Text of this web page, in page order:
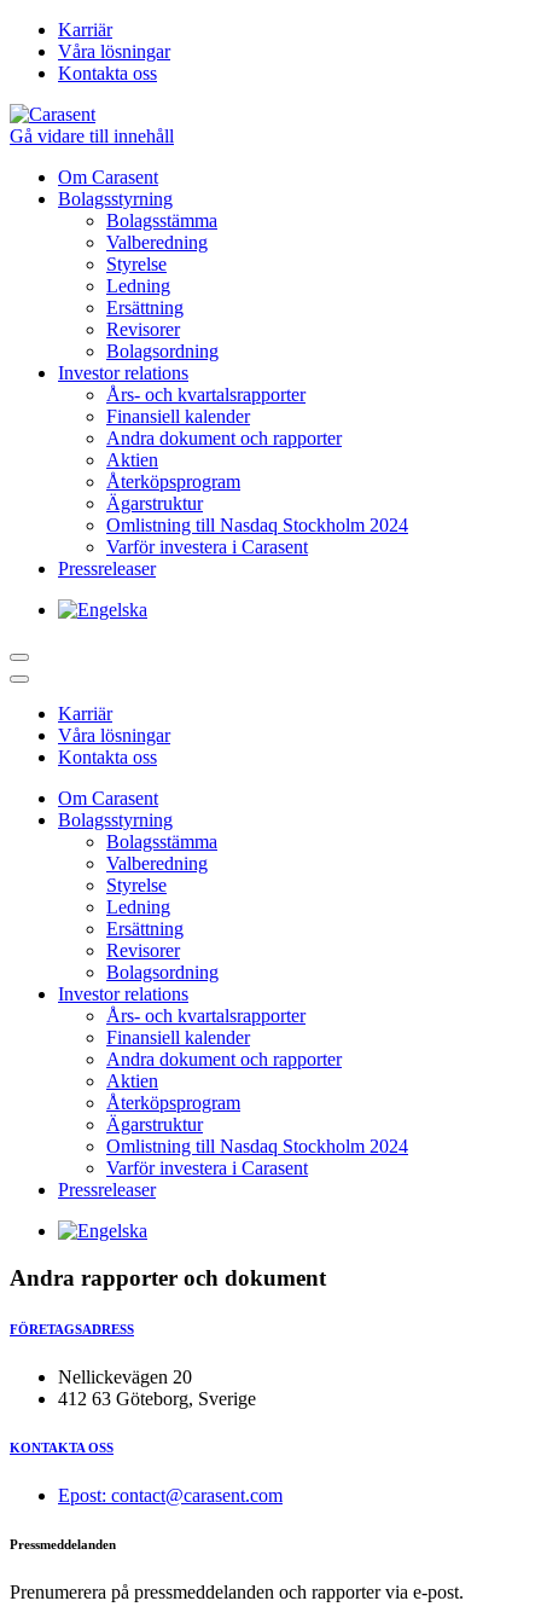
Karriär
Våra lösningar
Kontakta oss
Gå vidare till innehåll
Om Carasent
Bolagsstyrning
Bolagsstämma
Valberedning
Styrelse
Ledning
Ersättning
Revisorer
Bolagsordning
Investor relations
Års- och kvartalsrapporter
Finansiell kalender
Andra dokument och rapporter
Aktien
Återköpsprogram
Ägarstruktur
Omlistning till Nasdaq Stockholm 2024
Varför investera i Carasent
Pressreleaser
Karriär
Våra lösningar
Kontakta oss
Om Carasent
Bolagsstyrning
Bolagsstämma
Valberedning
Styrelse
Ledning
Ersättning
Revisorer
Bolagsordning
Investor relations
Års- och kvartalsrapporter
Finansiell kalender
Andra dokument och rapporter
Aktien
Återköpsprogram
Ägarstruktur
Omlistning till Nasdaq Stockholm 2024
Varför investera i Carasent
Pressreleaser
Andra rapporter och dokument
FÖRETAGSADRESS
Nellickevägen 20
412 63 Göteborg, Sverige
KONTAKTA OSS
Epost: contact@carasent.com
Pressmeddelanden
Prenumerera på pressmeddelanden och rapporter via e-post.